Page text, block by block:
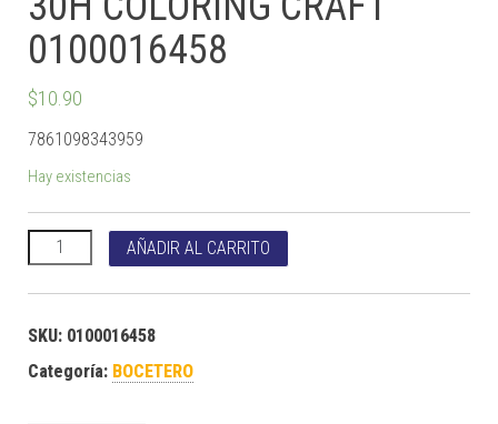
0100016458
$10.90
7861098343959
Hay existencias
CUADERNO INALAMBRICO 30H COLORING CRAFT
AÑADIR AL CARRITO
SKU: 0100016458
Categoría: BOCETERO